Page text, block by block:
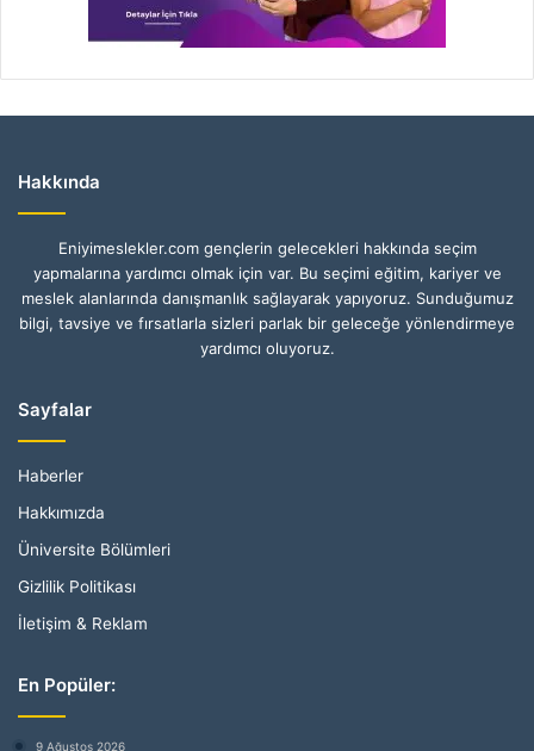
Hakkında
Eniyimeslekler.com gençlerin gelecekleri hakkında seçim
yapmalarına yardımcı olmak için var. Bu seçimi eğitim, kariyer ve
meslek alanlarında danışmanlık sağlayarak yapıyoruz. Sunduğumuz
bilgi, tavsiye ve fırsatlarla sizleri parlak bir geleceğe yönlendirmeye
yardımcı oluyoruz.
Sayfalar
Haberler
Hakkımızda
Üniversite Bölümleri
Gizlilik Politikası
İletişim & Reklam
En Popüler:
9 Ağustos 2026